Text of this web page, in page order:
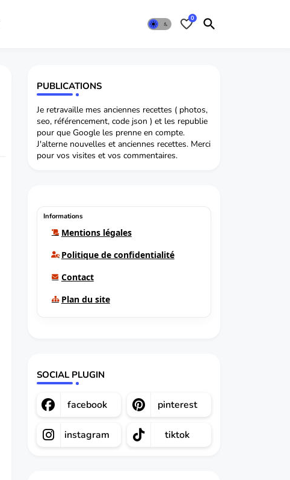
0
PUBLICATIONS
Je retravaille mes anciennes recettes ( photos,
seo, référencement, code json ) et les republie
pour que Google les prenne en compte.
J'alterne nouvelles et anciennes recettes. Merci
pour vos visites et vos commentaires.
Informations
Mentions légales
Politique de confidentialité
Contact
Plan du site
SOCIAL PLUGIN
facebook pinterest
instagram tiktok